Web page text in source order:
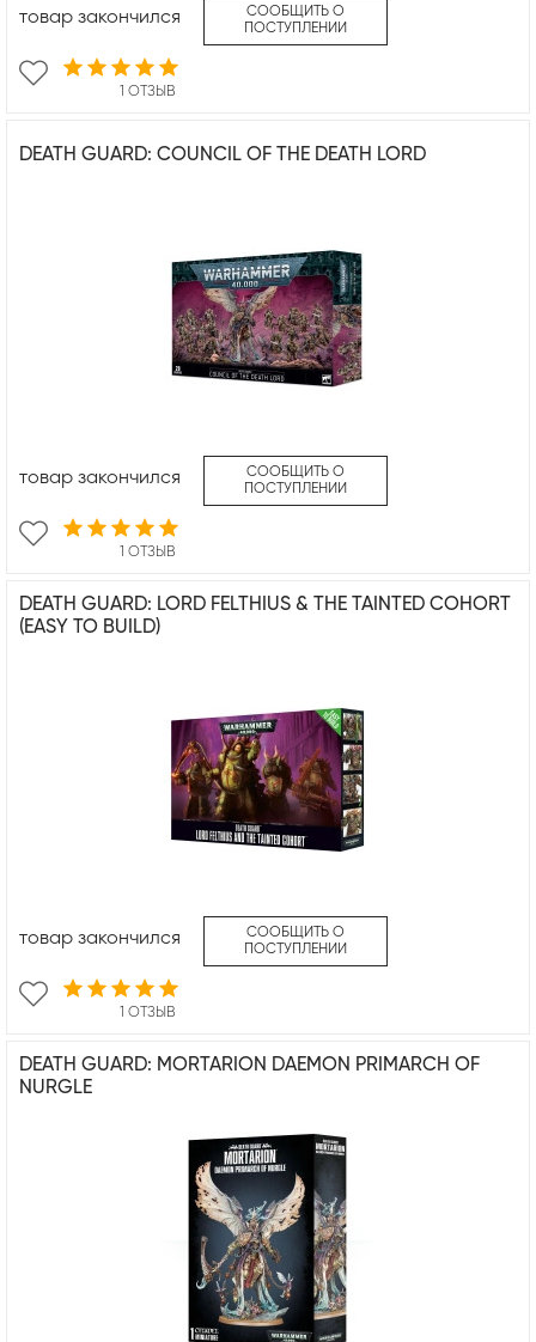
1 ОТЗЫВ
товар закончился
СООБЩИТЬ О
ПОСТУПЛЕНИИ
DEATH GUARD: COUNCIL OF THE DEATH LORD
1 ОТЗЫВ
товар закончился
СООБЩИТЬ О
ПОСТУПЛЕНИИ
DEATH GUARD: LORD FELTHIUS & THE TAINTED COHORT
(EASY TO BUILD)
1 ОТЗЫВ
товар закончился
СООБЩИТЬ О
ПОСТУПЛЕНИИ
DEATH GUARD: MORTARION DAEMON PRIMARCH OF
NURGLE